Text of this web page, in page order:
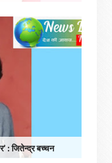
: जितेन्द्र बच्चन